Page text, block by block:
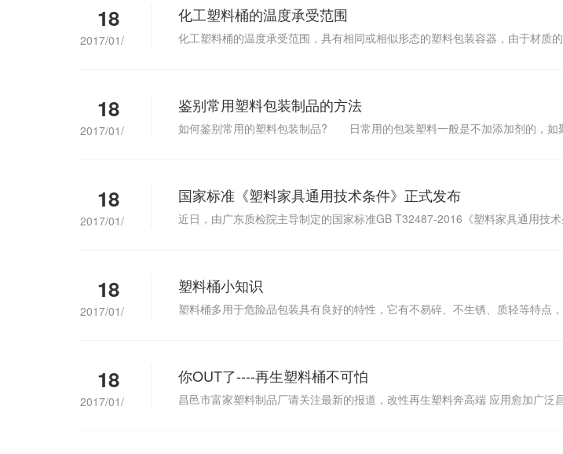
18
2017/01/
化工塑料桶的温度承受范围
化工塑料桶的温度承受范围，具有相同或相似形态的塑料包装容器，由于材
18
2017/01/
鉴别常用塑料包装制品的方法
如何鉴别常用的塑料包装制品? 日常用的包装塑料一般是不加添加剂的，如
18
2017/01/
国家标准《塑料家具通用技术条件》正式发布
近日，由广东质检院主导制定的国家标准GB T32487-2016《塑料家具通用技
18
2017/01/
塑料桶小知识
塑料桶多用于危险品包装具有良好的特性，它有不易碎、不生锈、质轻等特点
18
2017/01/
你OUT了----再生塑料桶不可怕
昌邑市富家塑料制品厂请关注最新的报道，改性再生塑料奔高端 应用愈加广